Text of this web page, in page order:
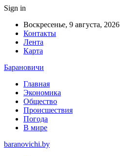
Sign in
Воскресенье, 9 августа, 2026
Контакты
Лента
Карта
Барановичи
Главная
Экономика
Общество
Происшествия
Погода
В мире
baranovichi.by